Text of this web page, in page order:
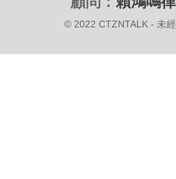
© 2022 CTZNTALK - 未